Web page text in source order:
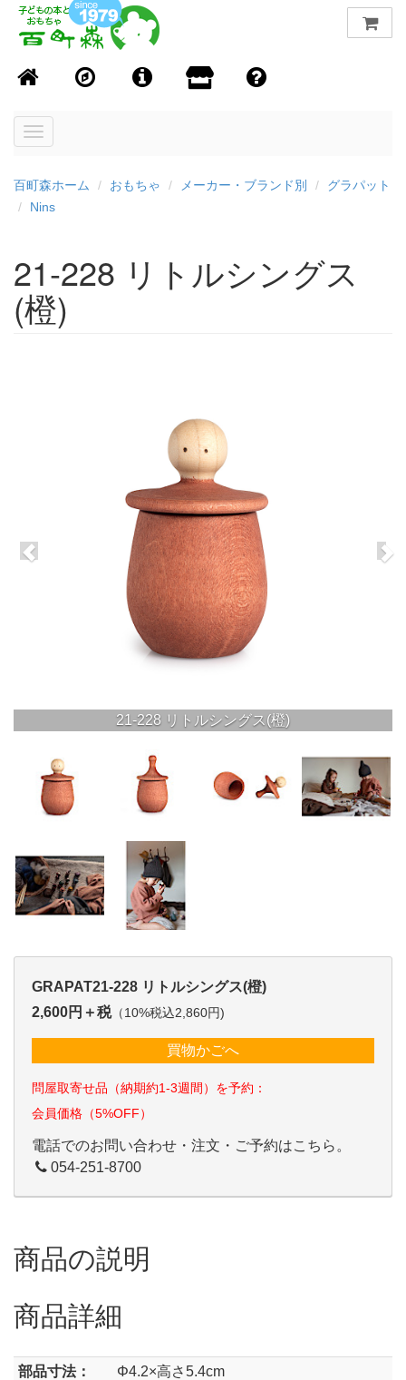
Toggle
百町森ホーム おもちゃ メーカー・ブランド別
グラパット
Nins
21-228 リトルシングス
(橙)
21-228 リトルシングス(橙)
GRAPAT21-228 リトルシングス(橙)
2,600円＋税（10%税込2,860円)
買物かごへ
問屋取寄せ品（納期約1-3週間）を予約：
会員価格（5%OFF）
電話でのお問い合わせ・注文・ご予約はこちら。
054-251-8700
商品の説明
商品詳細
部品寸法：
Φ4.2×高さ5.4cm